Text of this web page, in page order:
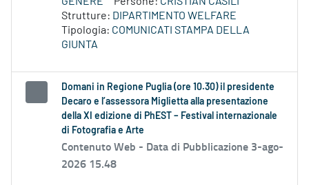
Strutture: DIPARTIMENTO WELFARE
Tipologia: COMUNICATI STAMPA DELLA
GIUNTA
Domani in Regione Puglia (ore 10.30) il presidente
Decaro e l’assessora Miglietta alla presentazione
della XI edizione di PhEST – Festival internazionale
di Fotografia e Arte
Contenuto Web - Data di Pubblicazione 3-ago-
2026 15.48